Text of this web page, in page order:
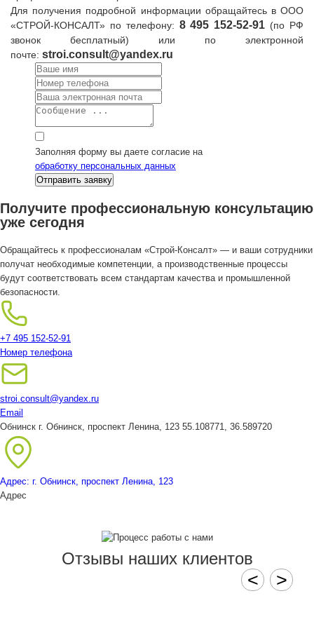
Для получения подробной информации обращайтесь в ООО
«СТРОЙ-КОНСАЛТ» по телефону: 8495 152-52-91 (по РФ
звонок бесплатный) или по электронной
почте: stroi.consult@yandex.ru
Заполняя форму вы даете согласие на
обработку персональных данных
Получите профессиональную консультацию
уже сегодня
Обращайтесь к профессионалам «Строй-Консалт» — и ваши сотрудники
получат необходимые компетенции, а производственные процессы
будут соответствовать всем стандартам качества и промышленной
безопасности.
+7 495 152-52-91
Номер телефона
stroi.consult@yandex.ru
Email
Обнинск г. Обнинск, проспект Ленина, 123 55.108771, 36.589720
Адрес: г. Обнинск, проспект Ленина, 123
Адрес
Отзывы наших клиентов
< >